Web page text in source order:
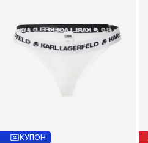
КУПОН